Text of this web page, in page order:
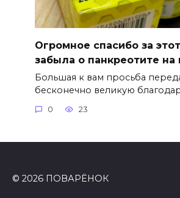
Огромное спасибо за
забыла о панкреотите на
Большая к вам просьба
бесконечно великую
0 23
© 2026 ПОВАРЁНОК